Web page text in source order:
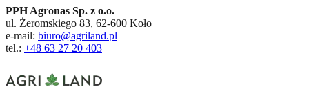
PPH Agronas Sp. z o.o.
ul. Żeromskiego 83, 62-600 Koło
e-mail: biuro@agriland.pl
tel.: +48 63 27 20 403